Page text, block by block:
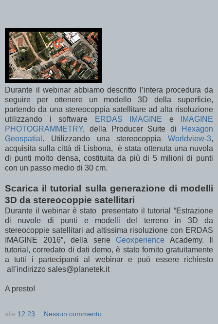
Durante il webinar abbiamo descritto l’intera procedura da
seguire per ottenere un modello 3D della superficie,
partendo da una stereocoppia satellitare ad alta risoluzione
utilizzando i software
ERDAS IMAGINE e
IMAGINE
PHOTOGRAMMETRY, della Producer Suite di
Hexagon
Geospatial . Utilizzando una stereocoppia Worldview-3,
acquisita sulla città di Lisbona, è stata ottenuta una nuvola
di punti molto densa, costituita da più di 5 milioni di punti
con un passo medio di 30 cm.
Scarica il tutorial sulla generazione di modelli
3D da stereocoppie satellitari
Durante il webinar è stato presentato il tutorial “Estrazione
di nuvole di punti e modelli del terreno in 3D da
stereocoppie satellitari ad altissima risoluzione con ERDAS
IMAGINE 2016”, della serie Geoxperience Academy. Il
tutorial, corredato di dati demo, è stato fornito gratuitamente
a tutti i partecipanti al webinar e può essere richiesto
all'indirizzo sales@planetek.it
A presto!
alle 12:23 Nessun commento: